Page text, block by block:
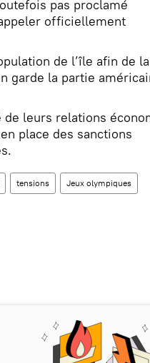
pas proclamé
officiellement
de l’île afin de la
garde la partie
leurs relations
place des sanctions
tensions Jeux olympiques